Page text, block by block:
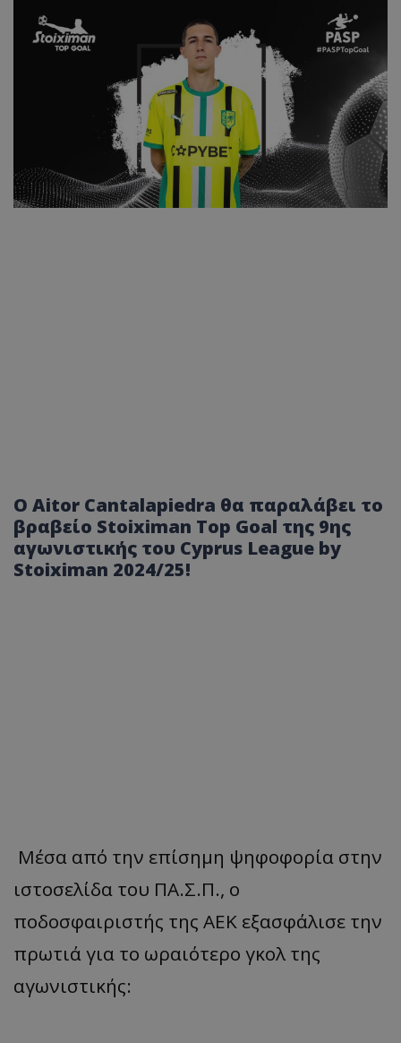
O Aitor Cantalapiedra θα παραλάβει το
βραβείο Stoiximan Top Goal της 9ης
αγωνιστικής του Cyprus League by
Stoiximan 2024/25!
Μέσα από την επίσημη ψηφοφορία στην
ιστοσελίδα του ΠΑ.Σ.Π., ο
ποδοσφαιριστής της AEK εξασφάλισε την
πρωτιά για το ωραιότερο γκολ της
αγωνιστικής: